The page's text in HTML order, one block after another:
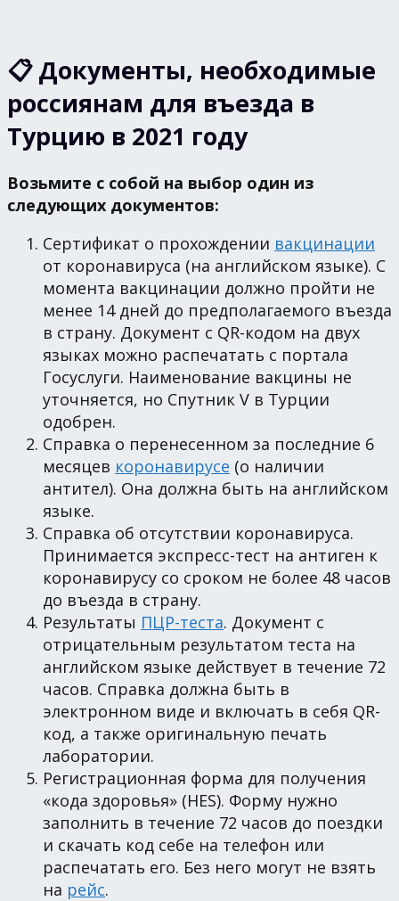
📋 Документы, необходимые
россиянам для въезда в
Турцию в 2021 году
Возьмите с собой на выбор один из
следующих документов:
Сертификат о прохождении вакцинации
от коронавируса (на английском языке). С
момента вакцинации должно пройти не
менее 14 дней до предполагаемого въезда
в страну. Документ с QR-кодом на двух
языках можно распечатать с портала
Госуслуги. Наименование вакцины не
уточняется, но Спутник V в Турции
одобрен.
Справка о перенесенном за последние 6
месяцев коронавирусе (о наличии
антител). Она должна быть на английском
языке.
Справка об отсутствии коронавируса.
Принимается экспресс-тест на антиген к
коронавирусу со сроком не более 48 часов
до въезда в страну.
Результаты ПЦР-теста. Документ с
отрицательным результатом теста на
английском языке действует в течение 72
часов. Справка должна быть в
электронном виде и включать в себя QR-
код, а также оригинальную печать
лаборатории.
Регистрационная форма для получения
«кода здоровья» (HES). Форму нужно
заполнить в течение 72 часов до поездки
и скачать код себе на телефон или
распечатать его. Без него могут не взять
на рейс.